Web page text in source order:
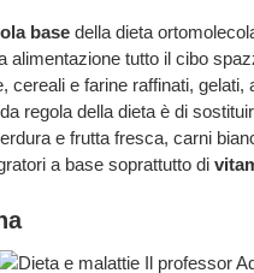
base della dieta
alimentazione tutto il cibo
cereali e farine raffinati, gelati,
regola della dieta è di
e frutta fresca, carni
a base soprattutto di